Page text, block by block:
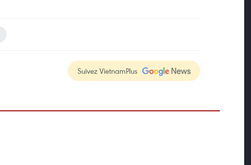
Suivez VietnamPlus